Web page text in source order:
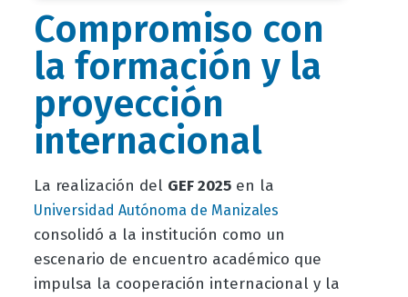
Compromiso con
la formación y la
proyección
internacional
La realización del GEF 2025en la
Universidad Autónoma de Manizales
consolidó a la institución como un
escenario de encuentro académico que
impulsa la cooperación internacional y la